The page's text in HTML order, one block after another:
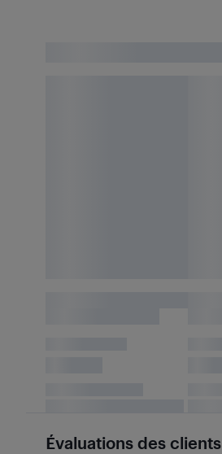
Évaluations des clients